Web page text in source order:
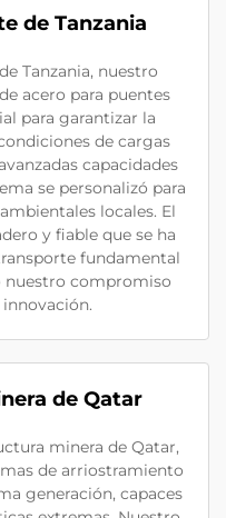
de Tanzania
Tanzania, nuestro
acero para puentes
para garantizar la
de cargas
capacidades
se personalizó para
locales. El
y fiable que se ha
fundamental
nuestro compromiso
de Qatar
minera de Qatar,
de arriostramiento
generación, capaces